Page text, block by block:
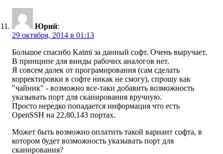
Юрий:
29 октября, 2014 в 01:13
Большое спасибо Kaimi за данный софт. Очень выручает.
В принципе для винды рабочих аналогов нет.
Я совсем далек от програмирования (сам сделать
корректировки в софте никак не смогу), спрошу как
"чайник" - возможно все-таки добавить возможность
указывать порт для сканирования вручную.
Просто нередко попадается информация что есть
OpenSSH на 22,80,143 портах.
Может быть возможно оплатить такой вариант софта, в
котором будет возможность указывать порт для
сканирования?